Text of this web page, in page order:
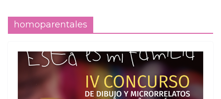
homoparentales